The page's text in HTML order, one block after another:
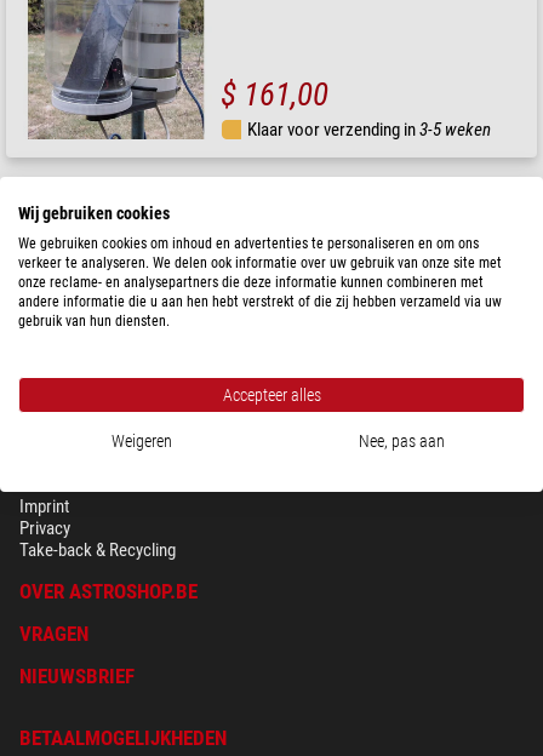
$ 161,00
Klaar voor verzending in3-5 weken
Imprint
Privacy
Take-back & Recycling
OVER ASTROSHOP.BE
VRAGEN
NIEUWSBRIEF
BETAALMOGELIJKHEDEN
Wij gebruiken cookies
We gebruiken cookies om inhoud en advertenties te personaliseren en om ons
verkeer te analyseren. We delen ook informatie over uw gebruik van onze site met
onze reclame- en analysepartners die deze informatie kunnen combineren met
andere informatie die u aan hen hebt verstrekt of die zij hebben verzameld via uw
gebruik van hun diensten.
Accepteer alles
Weigeren Nee, pas aan